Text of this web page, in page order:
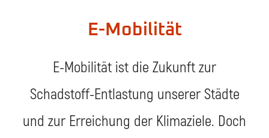
E-Mobilität
E-Mobilität ist die Zukunft zur
Schadstoff-Entlastung unserer Städte
und zur Erreichung der Klimaziele. Doch